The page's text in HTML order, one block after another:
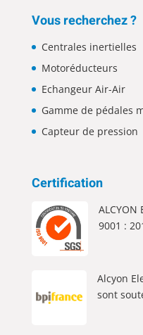
Vous recherchez ?
Centrales inertielles
Motoréducteurs
Echangeur Air-Air
Gamme de pédales
Capteur de pression
Certification
9001 :
Alcyon
sont